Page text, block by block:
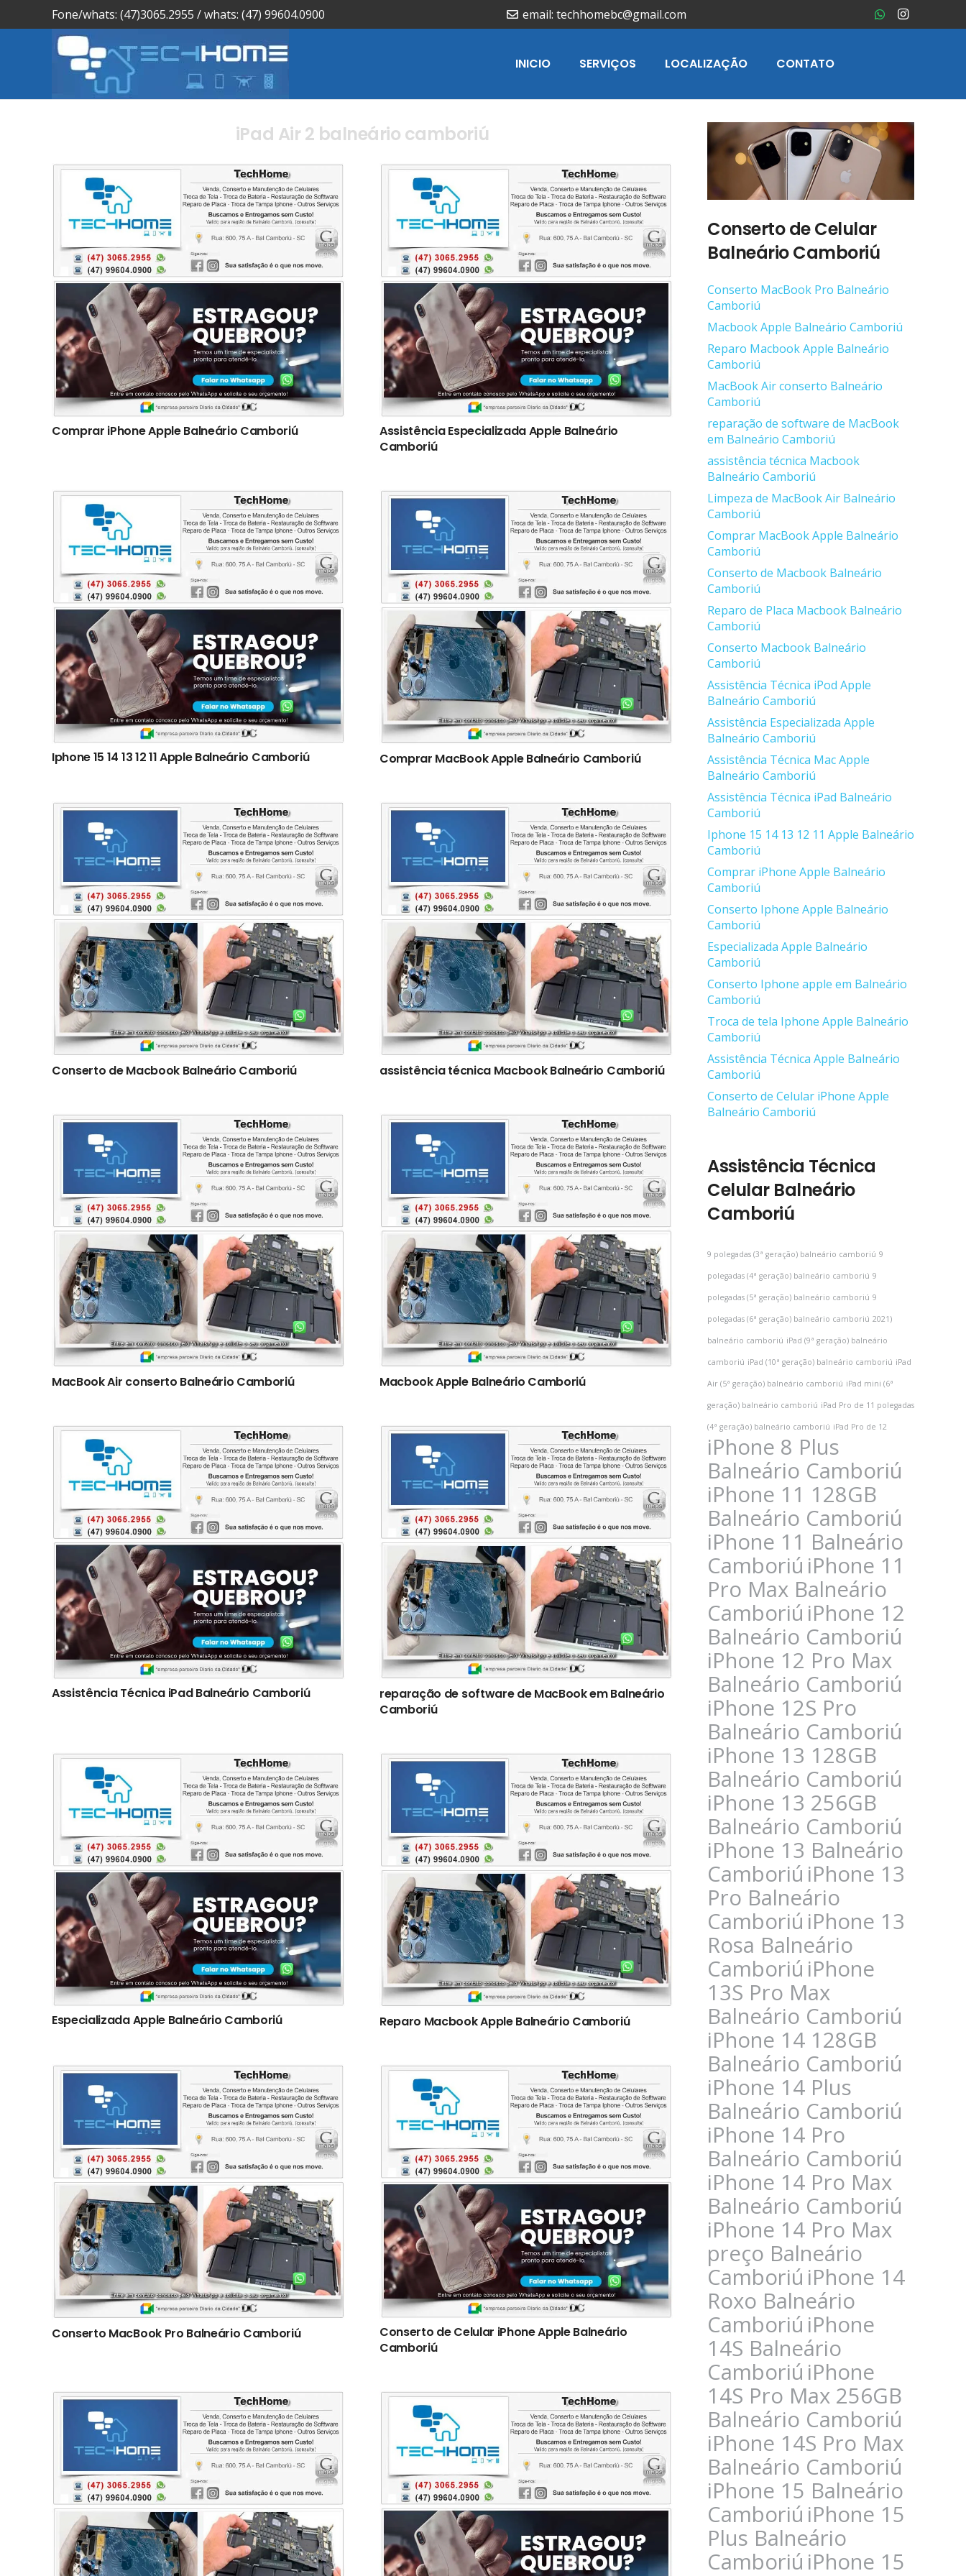
Fone/whats: (47)3065.2955 / whats: (47) 99604.0900 email: techhomebc@gmail.com
INICIO SERVIÇOS LOCALIZAÇÃO CONTATO
iPad Air 2 balneário camboriú
Comprar iPhone Apple Balneário Camboriú
Assistência Especializada Apple Balneário
Camboriú
Iphone 15 14 13 12 11 Apple Balneário Camboriú Comprar MacBook Apple Balneário Camboriú
Conserto de Macbook Balneário Camboriú assistência técnica Macbook Balneário Camboriú
MacBook Air conserto Balneário Camboriú Macbook Apple Balneário Camboriú
Assistência Técnica iPad Balneário Camboriú
reparação de software de MacBook em Balneário
Camboriú
Especializada Apple Balneário Camboriú Reparo Macbook Apple Balneário Camboriú
Conserto ‎MacBook Pro Balneário Camboriú
Conserto de Celular iPhone Apple Balneário
Camboriú
Conserto de Celular
Balneário Camboriú
Conserto ‎MacBook Pro Balneário
Camboriú
Macbook Apple Balneário Camboriú
Reparo Macbook Apple Balneário
Camboriú
MacBook Air conserto Balneário
Camboriú
reparação de software de MacBook
em Balneário Camboriú
assistência técnica Macbook
Balneário Camboriú
Limpeza de MacBook Air Balneário
Camboriú
Comprar MacBook Apple Balneário
Camboriú
Conserto de Macbook Balneário
Camboriú
Reparo de Placa Macbook Balneário
Camboriú
Conserto Macbook Balneário
Camboriú
Assistência Técnica iPod Apple
Balneário Camboriú
Assistência Especializada Apple
Balneário Camboriú
Assistência Técnica Mac Apple
Balneário Camboriú
Assistência Técnica iPad Balneário
Camboriú
Iphone 15 14 13 12 11 Apple Balneário
Camboriú
Comprar iPhone Apple Balneário
Camboriú
Conserto Iphone Apple Balneário
Camboriú
Especializada Apple Balneário
Camboriú
Conserto Iphone apple em Balneário
Camboriú
Troca de tela Iphone Apple Balneário
Camboriú
Assistência Técnica Apple Balneário
Camboriú
Conserto de Celular iPhone Apple
Balneário Camboriú
Assistência Técnica
Celular Balneário
Camboriú
9 polegadas (3ª geração) balneário camboriú 9
polegadas (4ª geração) balneário camboriú 9
polegadas (5ª geração) balneário camboriú 9
polegadas (6ª geração) balneário camboriú 2021)
balneário camboriú iPad (9ª geração) balneário
camboriú iPad (10ª geração) balneário camboriú iPad
Air (5ª geração) balneário camboriú iPad mini (6ª
geração) balneário camboriú iPad Pro de 11 polegadas
(4ª geração) balneário camboriú iPad Pro de 12
iPhone 8 Plus
Balneário Camboriú
iPhone 11 128GB
Balneário Camboriú
iPhone 11 Balneário
Camboriú iPhone 11
Pro Max Balneário
Camboriú iPhone 12
Balneário Camboriú
iPhone 12 Pro Max
Balneário Camboriú
iPhone 12S Pro
Balneário Camboriú
iPhone 13 128GB
Balneário Camboriú
iPhone 13 256GB
Balneário Camboriú
iPhone 13 Balneário
Camboriú iPhone 13
Pro Balneário
Camboriú iPhone 13
Rosa Balneário
Camboriú iPhone
13S Pro Max
Balneário Camboriú
iPhone 14 128GB
Balneário Camboriú
iPhone 14 Plus
Balneário Camboriú
iPhone 14 Pro
Balneário Camboriú
iPhone 14 Pro Max
Balneário Camboriú
iPhone 14 Pro Max
preço Balneário
Camboriú iPhone 14
Roxo Balneário
Camboriú iPhone
14S Balneário
Camboriú iPhone
14S Pro Max 256GB
Balneário Camboriú
iPhone 14S Pro Max
Balneário Camboriú
iPhone 15 Balneário
Camboriú iPhone 15
Plus Balneário
Camboriú iPhone 15